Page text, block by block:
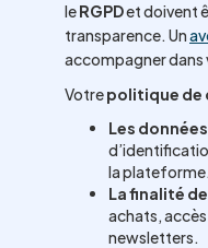
leRGPDet doivent
transparence. Un
accompagner
Votrepolitique
Les
la plateforme.
La finalité
achats,
newsletters.